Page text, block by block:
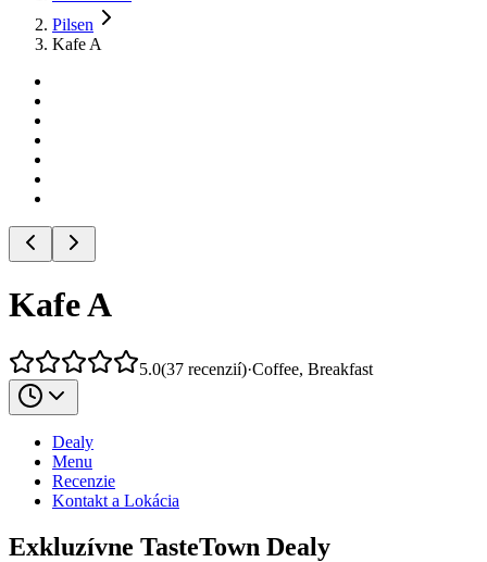
Pilsen
Kafe A
Kafe A
5.0(37 recenzií)·Coffee, Breakfast
Dealy
Menu
Recenzie
Kontakt a Lokácia
Exkluzívne TasteTown Dealy